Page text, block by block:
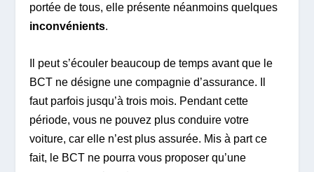
portée de tous, elle présente néanmoins quelques
inconvénients.
Il peut s’écouler beaucoup de temps avant que le
BCT ne désigne une compagnie d’assurance. Il
faut parfois jusqu’à trois mois. Pendant cette
période, vous ne pouvez plus conduire votre
voiture, car elle n’est plus assurée. Mis à part ce
fait, le BCT ne pourra vous proposer qu’une